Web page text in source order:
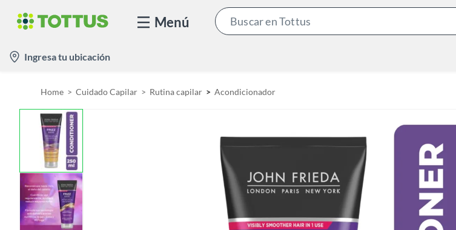
Menú
Ingresa tu ubicación
Home Cuidado Capilar Rutina capilar Acondicionador